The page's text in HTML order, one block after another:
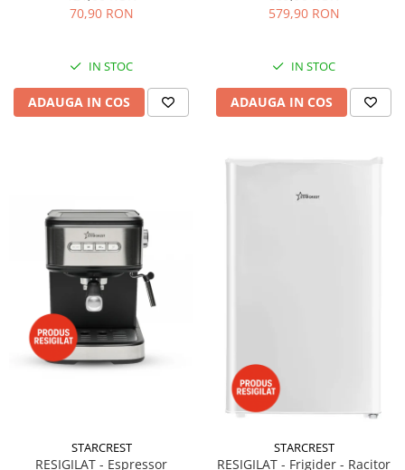
70,90 RON
IN STOC
ADAUGA IN COS
gheata, H 82 cm, Alb
579,90 RON
IN STOC
ADAUGA IN COS
STARCREST
RESIGILAT - Espressor
STARCREST
RESIGILAT - Frigider - Racitor